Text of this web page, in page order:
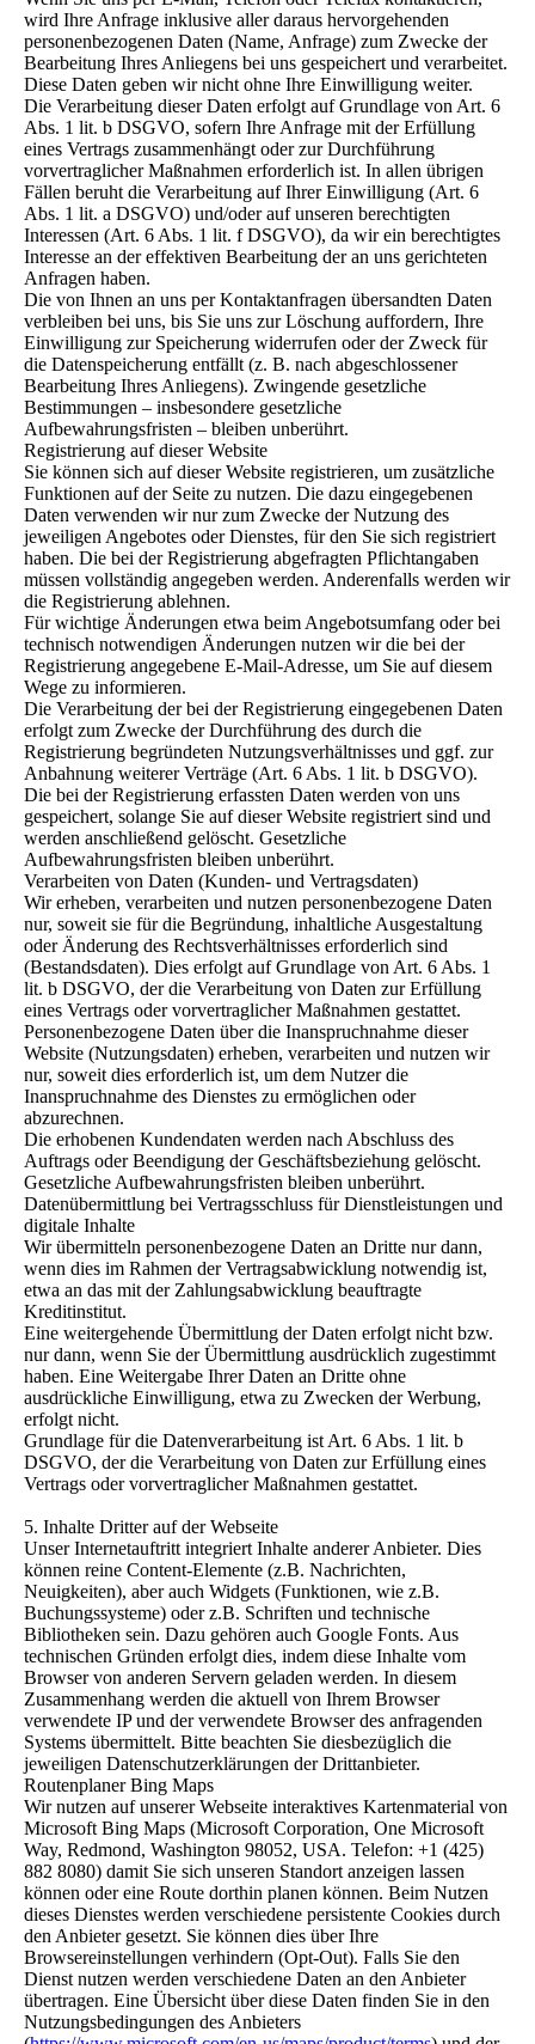
wird Ihre Anfrage inklusive aller daraus hervorgehenden
personenbezogenen Daten (Name, Anfrage) zum Zwecke der
Bearbeitung Ihres Anliegens bei uns gespeichert und verarbeitet.
Diese Daten geben wir nicht ohne Ihre Einwilligung weiter.
Die Verarbeitung dieser Daten erfolgt auf Grundlage von Art. 6
Abs. 1 lit. b DSGVO, sofern Ihre Anfrage mit der Erfüllung
eines Vertrags zusammenhängt oder zur Durchführung
vorvertraglicher Maßnahmen erforderlich ist. In allen übrigen
Fällen beruht die Verarbeitung auf Ihrer Einwilligung (Art. 6
Abs. 1 lit. a DSGVO) und/oder auf unseren berechtigten
Interessen (Art. 6 Abs. 1 lit. f DSGVO), da wir ein berechtigtes
Interesse an der effektiven Bearbeitung der an uns gerichteten
Anfragen haben.
Die von Ihnen an uns per Kontaktanfragen übersandten Daten
verbleiben bei uns, bis Sie uns zur Löschung auffordern, Ihre
Einwilligung zur Speicherung widerrufen oder der Zweck für
die Datenspeicherung entfällt (z. B. nach abgeschlossener
Bearbeitung Ihres Anliegens). Zwingende gesetzliche
Bestimmungen – insbesondere gesetzliche
Aufbewahrungsfristen – bleiben unberührt.
Registrierung auf dieser Website
Sie können sich auf dieser Website registrieren, um zusätzliche
Funktionen auf der Seite zu nutzen. Die dazu eingegebenen
Daten verwenden wir nur zum Zwecke der Nutzung des
jeweiligen Angebotes oder Dienstes, für den Sie sich registriert
haben. Die bei der Registrierung abgefragten Pflichtangaben
müssen vollständig angegeben werden. Anderenfalls werden wir
die Registrierung ablehnen.
Für wichtige Änderungen etwa beim Angebotsumfang oder bei
technisch notwendigen Änderungen nutzen wir die bei der
Registrierung angegebene E-Mail-Adresse, um Sie auf diesem
Wege zu informieren.
Die Verarbeitung der bei der Registrierung eingegebenen Daten
erfolgt zum Zwecke der Durchführung des durch die
Registrierung begründeten Nutzungsverhältnisses und ggf. zur
Anbahnung weiterer Verträge (Art. 6 Abs. 1 lit. b DSGVO).
Die bei der Registrierung erfassten Daten werden von uns
gespeichert, solange Sie auf dieser Website registriert sind und
werden anschließend gelöscht. Gesetzliche
Aufbewahrungsfristen bleiben unberührt.
Verarbeiten von Daten (Kunden- und Vertragsdaten)
Wir erheben, verarbeiten und nutzen personenbezogene Daten
nur, soweit sie für die Begründung, inhaltliche Ausgestaltung
oder Änderung des Rechtsverhältnisses erforderlich sind
(Bestandsdaten). Dies erfolgt auf Grundlage von Art. 6 Abs. 1
lit. b DSGVO, der die Verarbeitung von Daten zur Erfüllung
eines Vertrags oder vorvertraglicher Maßnahmen gestattet.
Personenbezogene Daten über die Inanspruchnahme dieser
Website (Nutzungsdaten) erheben, verarbeiten und nutzen wir
nur, soweit dies erforderlich ist, um dem Nutzer die
Inanspruchnahme des Dienstes zu ermöglichen oder
abzurechnen.
Die erhobenen Kundendaten werden nach Abschluss des
Auftrags oder Beendigung der Geschäftsbeziehung gelöscht.
Gesetzliche Aufbewahrungsfristen bleiben unberührt.
Datenübermittlung bei Vertragsschluss für Dienstleistungen und
digitale Inhalte
Wir übermitteln personenbezogene Daten an Dritte nur dann,
wenn dies im Rahmen der Vertragsabwicklung notwendig ist,
etwa an das mit der Zahlungsabwicklung beauftragte
Kreditinstitut.
Eine weitergehende Übermittlung der Daten erfolgt nicht bzw.
nur dann, wenn Sie der Übermittlung ausdrücklich zugestimmt
haben. Eine Weitergabe Ihrer Daten an Dritte ohne
ausdrückliche Einwilligung, etwa zu Zwecken der Werbung,
erfolgt nicht.
Grundlage für die Datenverarbeitung ist Art. 6 Abs. 1 lit. b
DSGVO, der die Verarbeitung von Daten zur Erfüllung eines
Vertrags oder vorvertraglicher Maßnahmen gestattet.
5. Inhalte Dritter auf der Webseite
Unser Internetauftritt integriert Inhalte anderer Anbieter. Dies
können reine Content-Elemente (z.B. Nachrichten,
Neuigkeiten), aber auch Widgets (Funktionen, wie z.B.
Buchungssysteme) oder z.B. Schriften und technische
Bibliotheken sein. Dazu gehören auch Google Fonts. Aus
technischen Gründen erfolgt dies, indem diese Inhalte vom
Browser von anderen Servern geladen werden. In diesem
Zusammenhang werden die aktuell von Ihrem Browser
verwendete IP und der verwendete Browser des anfragenden
Systems übermittelt. Bitte beachten Sie diesbezüglich die
jeweiligen Datenschutzerklärungen der Drittanbieter.
Routenplaner Bing Maps
Wir nutzen auf unserer Webseite interaktives Kartenmaterial von
Microsoft Bing Maps (Microsoft Corporation, One Microsoft
Way, Redmond, Washington 98052, USA. Telefon: +1 (425)
882 8080) damit Sie sich unseren Standort anzeigen lassen
können oder eine Route dorthin planen können. Beim Nutzen
dieses Dienstes werden verschiedene persistente Cookies durch
den Anbieter gesetzt. Sie können dies über Ihre
Browsereinstellungen verhindern (Opt-Out). Falls Sie den
Dienst nutzen werden verschiedene Daten an den Anbieter
übertragen. Eine Übersicht über diese Daten finden Sie in den
Nutzungsbedingungen des Anbieters